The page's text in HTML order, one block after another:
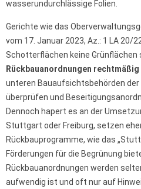
wasserundurchlässige Folien.
Gerichte wie das
vom 17. Januar 2023, Az.: 1 LA 20/
Schotterflächen keine Grünflächen
Rückbauanordnungen rechtmäßig
unteren Bauaufsichtsbehörden der
überprüfen und
Dennoch hapert es an der
Stuttgart oder Freiburg, setzen
Rückbauprogramme, wie das
Förderungen für die Begrünung
Rückbauanordnungen werden
aufwendig ist und oft nur auf